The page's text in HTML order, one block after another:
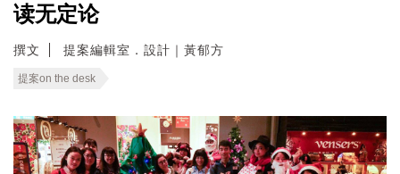
读无定论
撰文 提案編輯室．設計｜黃郁方
提案on the desk